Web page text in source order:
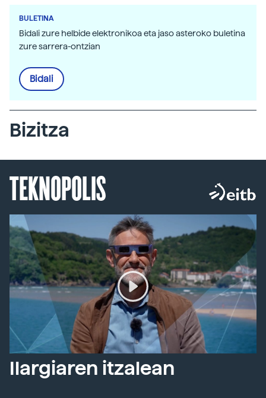
BULETINA
Bidali zure helbide elektronikoa eta jaso asteroko buletina
zure sarrera-ontzian
Bidali
Bizitza
TEKNOPOLIS
Ilargiaren itzalean